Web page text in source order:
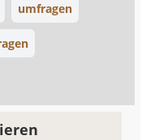
umfragen